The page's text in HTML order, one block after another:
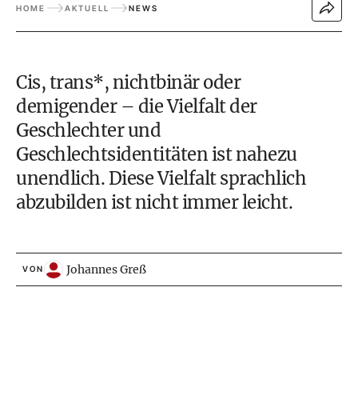
HOME AKTUELL NEWS
Cis, trans*, nichtbinär oder
demigender – die Vielfalt der
Geschlechter und
Geschlechtsidentitäten ist nahezu
unendlich. Diese Vielfalt sprachlich
abzubilden ist nicht immer leicht.
VON Johannes Greß